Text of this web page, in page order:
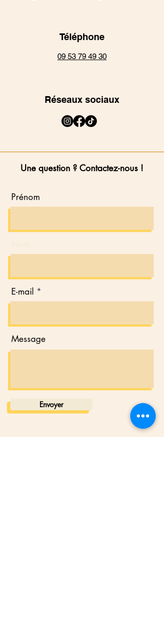
Téléphone
09 53 79 49 30
Réseaux sociaux
Une question ? Contactez-nous !
Prénom
E-mail
Message
Envoyer